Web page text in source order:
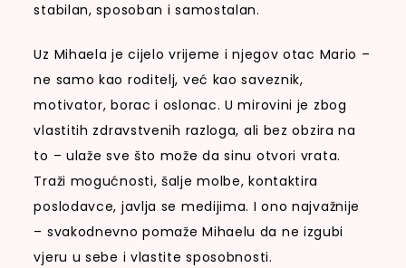
stabilan, sposoban i samostalan.
Uz Mihaela je cijelo vrijeme i njegov otac Mario –
ne samo kao roditelj, već kao saveznik,
motivator, borac i oslonac. U mirovini je zbog
vlastitih zdravstvenih razloga, ali bez obzira na
to – ulaže sve što može da sinu otvori vrata.
Traži mogućnosti, šalje molbe, kontaktira
poslodavce, javlja se medijima. I ono najvažnije
– svakodnevno pomaže Mihaelu da ne izgubi
vjeru u sebe i vlastite sposobnosti.